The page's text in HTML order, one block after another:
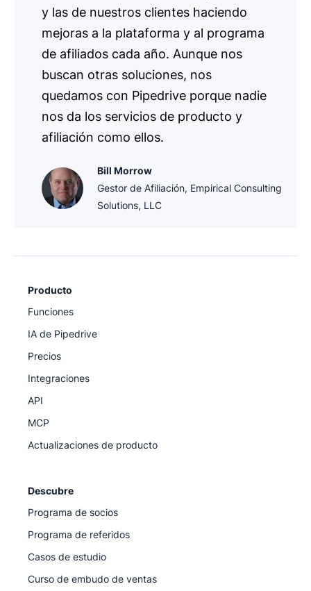
y las de nuestros clientes haciendo
mejoras a la plataforma y al programa
de afiliados cada año. Aunque nos
buscan otras soluciones, nos
quedamos con Pipedrive porque nadie
nos da los servicios de producto y
afiliación como ellos.
Bill Morrow
Gestor de Afiliación, Empirical Consulting
Solutions, LLC
Producto
Funciones
IA de Pipedrive
Precios
Integraciones
API
MCP
Actualizaciones de producto
Descubre
Programa de socios
Programa de referidos
Casos de estudio
Curso de embudo de ventas